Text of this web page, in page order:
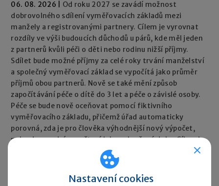
06. 08. 2026
Od roku 2027 se zavádí možnost
dobrovolného sdílení vyměřovacích základů mezi
manžely a registrovanými partnery. Cílem je vyrovnat
rozdíly ve výši budoucích důchodů u párů, kde měl jeden
z partnerů kvůli péči o děti nebo rodinu nižší příjmy.
Sdílet bude možné příjmy za celé roky trvání manželství
a společný vyměřovací základ se vypočítá jako průměr
příjmů obou partnerů. Nově se také mění způsob
započítávání péče o dítě do 3 let a péče o závislé osoby.
Péče se bude nově oceňovat pomocí fiktivního
vyměřovacího základu, přičemž úřad automaticky
porovná, zda je pro člověka výhodnější nový výpočet,
nebo dosavadní započtení jako vyloučené doby. Cílem je,
aby péče neměla negativní dopad na výši důchodu.
Nastavení cookies